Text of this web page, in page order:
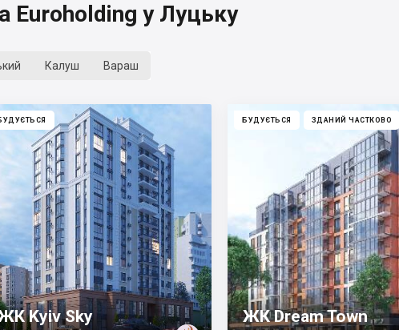
Euroholding у Луцьку
Калуш Вараш
Kyiv Sky
БУДУЄТЬСЯ ЗДАНИЙ ЧАСТКОВО
ЖК Dream Town